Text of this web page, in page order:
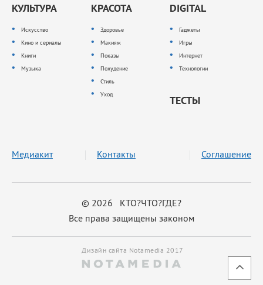
КУЛЬТУРА
Искусство
Кино и сериалы
Книги
Музыка
КРАСОТА
Здоровье
Макияж
Показы
Похудение
Стиль
Уход
DIGITAL
Гаджеты
Игры
Интернет
Технологии
ТЕСТЫ
© 2026 КТО?ЧТО?ГДЕ?
Все права защищены законом
Медиакит Контакты Соглашение
Дизайн сайта Notamedia 2017